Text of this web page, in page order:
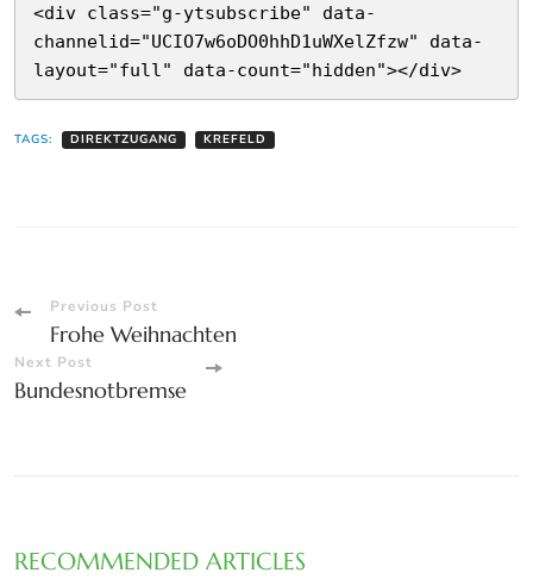
<div class="g-ytsubscribe" data-
channelid="UCIO7w6oDO0hhD1uWXelZfzw" data-
layout="full" data-count="hidden"></div>
TAGS: DIREKTZUGANG KREFELD
Post
Navigation
Previous Post
Frohe Weihnachten
Next Post
Bundesnotbremse
RECOMMENDED ARTICLES